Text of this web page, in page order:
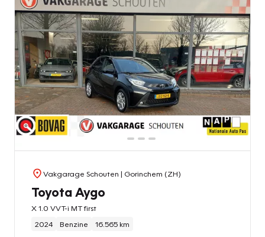
Vakgarage Schouten | Gorinchem (ZH)
Toyota Aygo
X 1.0 VVT-i MT first
2024
Benzine 16.565 km